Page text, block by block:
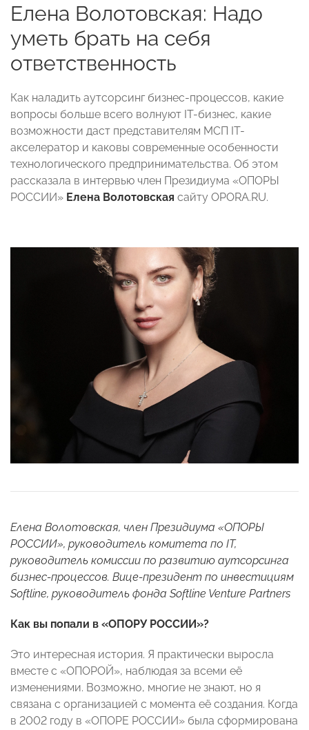
Елена Волотовская: Надо
уметь брать на себя
ответственность
Как наладить аутсорсинг бизнес-процессов, какие
вопросы больше всего волнуют IT-бизнес, какие
возможности даст представителям МСП IT-
акселератор и каковы современные особенности
технологического предпринимательства. Об этом
рассказала в интервью член Президиума «ОПОРЫ
РОССИИ» Елена Волотовская сайту OPORA.RU.
Елена Волотовская, член Президиума «ОПОРЫ
РОССИИ», руководитель комитета по IT,
руководитель комиссии по развитию аутсорсинга
бизнес-процессов. Вице-президент по инвестициям
Softline, руководитель фонда Softline Venture Partners
Как вы попали в «ОПОРУ РОССИИ»?
Это интересная история. Я практически выросла
вместе с «ОПОРОЙ», наблюдая за всеми её
изменениями. Возможно, многие не знают, но я
связана с организацией с момента её создания. Когда
в 2002 году в «ОПОРЕ РОССИИ» была сформирована